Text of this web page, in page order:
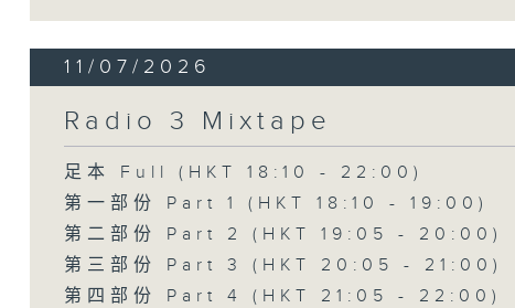
11/07/2026
Radio 3 Mixtape
足本 Full (HKT 18:10 - 22:00)
第一部份 Part 1 (HKT 18:10 - 19:00)
第二部份 Part 2 (HKT 19:05 - 20:00)
第三部份 Part 3 (HKT 20:05 - 21:00)
第四部份 Part 4 (HKT 21:05 - 22:00)